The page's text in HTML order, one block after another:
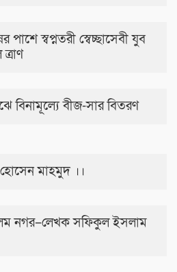
পাশে স্বপ্নতরী স্বেচ্ছাসেবী যুব
বিনামূল্যে বীজ-সার বিতরণ
মাহমুদ ।।
নগর–লেখক সফিকুল ইসলাম